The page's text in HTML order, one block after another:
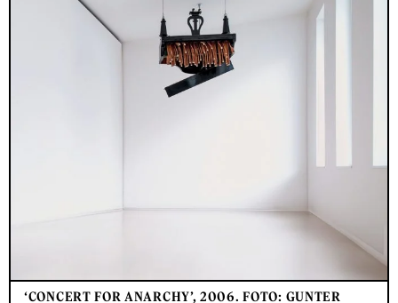
‘CONCERT FOR ANARCHY’, 2006. FOTO: GUNTER